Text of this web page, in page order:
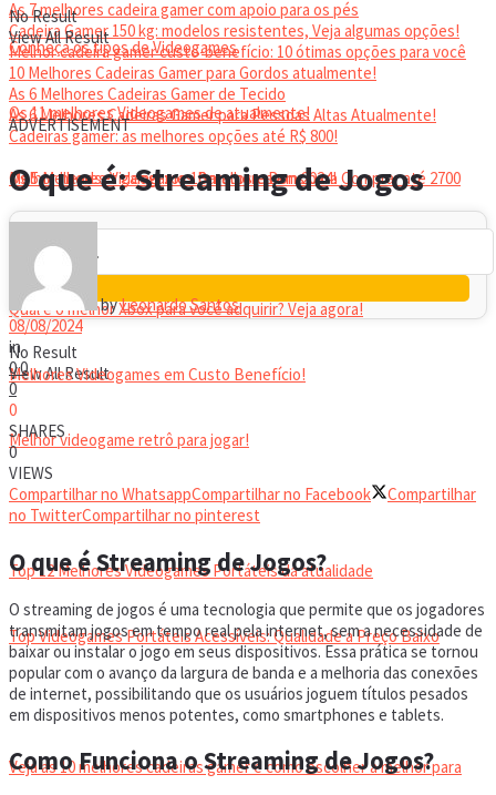
As 7 melhores cadeira gamer com apoio para os pés
Cadeira Gamer 150 kg: modelos resistentes, Veja algumas opções!
Melhor cadeira gamer custo-benefício: 10 ótimas opções para você
10 Melhores Cadeiras Gamer para Gordos atualmente!
As 6 Melhores Cadeiras Gamer de Tecido
As 6 Melhores Cadeiras Gamer para Pessoas Altas Atualmente!
Cadeiras gamer: as melhores opções até R$ 800!
Melhor headset gamer: os 10 melhores em 2024!
No Result
View All Result
Conheça os tipos de Videogames
Os 11 melhores Videogames de atualmente!
Os 5 Melhores Videogames Baratos e Bons para Comprar até 2700
Reais
Qual é o melhor Xbox para você adquirir? Veja agora!
Melhores Videogames em Custo Benefício!
Melhor videogame retrô para jogar!
VIDEOGAMES PORTÁTEIS
Top 12 Melhores Videogames Portáteis da atualidade
Top Videogames Portáteis Acessíveis: Qualidade a Preço Baixo
CADEIRA GAMER
Veja as 10 melhores cadeiras gamer e como escolher a melhor para
No Result
View All Result
ADVERTISEMENT
O que é: Streaming de Jogos
byLeonardo Santos
08/08/2024
in
00
0
0
SHARES
0
VIEWS
Compartilhar no WhatsappCompartilhar no Facebook
Compartilhar
no TwitterCompartilhar no pinterest
O que é Streaming de Jogos?
O streaming de jogos é uma tecnologia que permite que os jogadores
transmitam jogos em tempo real pela internet, sem a necessidade de
baixar ou instalar o jogo em seus dispositivos. Essa prática se tornou
popular com o avanço da largura de banda e a melhoria das conexões
de internet, possibilitando que os usuários joguem títulos pesados
em dispositivos menos potentes, como smartphones e tablets.
Como Funciona o Streaming de Jogos?